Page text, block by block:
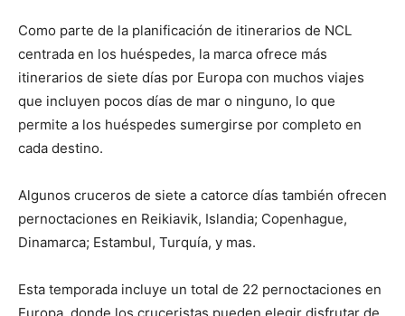
Como parte de la planificación de itinerarios de NCL
centrada en los huéspedes, la marca ofrece más
itinerarios de siete días por Europa con muchos viajes
que incluyen pocos días de mar o ninguno, lo que
permite a los huéspedes sumergirse por completo en
cada destino.
Algunos cruceros de siete a catorce días también ofrecen
pernoctaciones en Reikiavik, Islandia; Copenhague,
Dinamarca; Estambul, Turquía, y mas.
Esta temporada incluye un total de 22 pernoctaciones en
Europa, donde los cruceristas pueden elegir disfrutar de